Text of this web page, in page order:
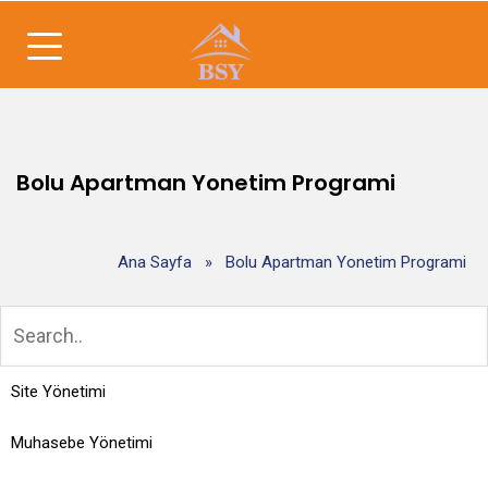
Bolu Apartman Yonetim Programi
Ana Sayfa » Bolu Apartman Yonetim Programi
Site Yönetimi
Muhasebe Yönetimi